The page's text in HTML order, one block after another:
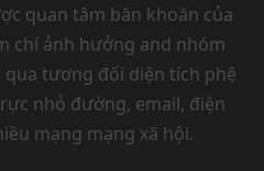
quan tâm băn khoăn của
chí ảnh hưởng and nhóm
qua tương đối diện tích phệ
nhỏ đường, email, điện
mạng mạng xã hội.